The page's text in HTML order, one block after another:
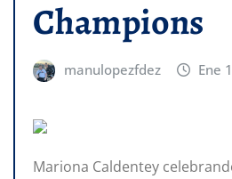
Champions
manulopezfdez Ene
Mariona Caldentey